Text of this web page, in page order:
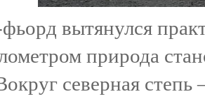
вытянулся
природа
северная степь